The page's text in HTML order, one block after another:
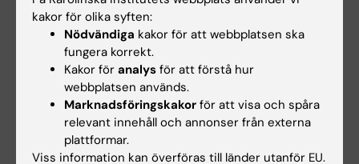
på ett betryggande sätt och med god
ordning hantera värdefullt vetenskapligt
material,
kunna genomföra ett projektarbete på ett
forskningsetiskt korrekt sätt.
Innehåll
kakor för olika syften:
Nödvändiga kakor för att webbplatsen ska
fungera korrekt.
Kakor för analys för att förstå hur
webbplatsen används.
Marknadsföringskakor för att visa och spåra
relevant innehåll och annonser från externa
plattformar.
Viss information kan överföras till länder utanför EU.